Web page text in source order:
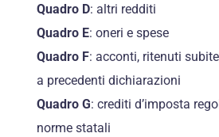
Quadro D: altri redditi
Quadro E: oneri e spese
Quadro F: acconti, ritenuti
a precedenti dichiarazioni
Quadro G: crediti d’imposta
norme statali